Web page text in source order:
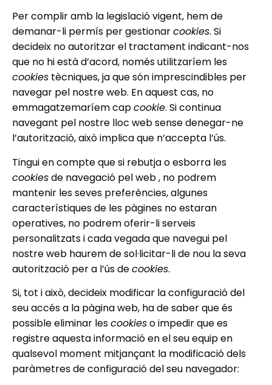
Per complir amb la legislació vigent, hem de
demanar-li permís per gestionarcookies. Si
decideix no autoritzar el tractament indicant-nos
que no hi està d’acord, només utilitzaríem les
cookies tècniques, ja que són imprescindibles per
navegar pel nostre web. En aquest cas, no
emmagatzemaríem capcookie. Si continua
navegant pel nostre lloc web sense denegar-ne
l’autorització, això implica que n’accepta l’ús.
Tingui en compte que si rebutja o esborra les
cookiesde navegació pel web , no podrem
mantenir les seves preferències, algunes
característiques de les pàgines no estaran
operatives, no podrem oferir-li serveis
personalitzats i cada vegada que navegui pel
nostre web haurem de sol·licitar-li de nou la seva
autorització per a l’ús decookies.
Si, tot i això, decideix modificar la configuració del
seu accés a la pàgina web, ha de saber que és
possible eliminar lescookieso impedir que es
registre aquesta informació en el seu equip en
qualsevol moment mitjançant la modificació dels
paràmetres de configuració del seu navegador: